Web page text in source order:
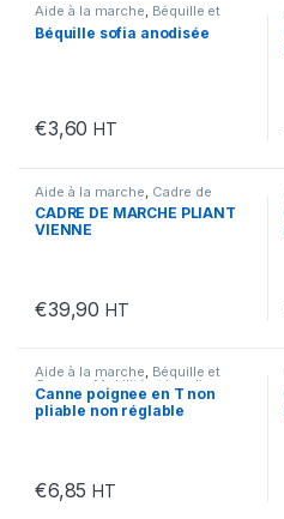
Aide à la marche, Béquille et
Cannes Mobilité et handicap
Béquille sofia anodisée
€3,60 HT
Aide à la marche Cadre de
marche ,Mobilité et handicap
CADRE DE MARCHE PLIANT
VIENNE
€39,90 HT
Aide à la marche, Béquille et
Cannes Mobilité et handicap
Canne poignee en T non
pliable non réglable
€6,85 HT